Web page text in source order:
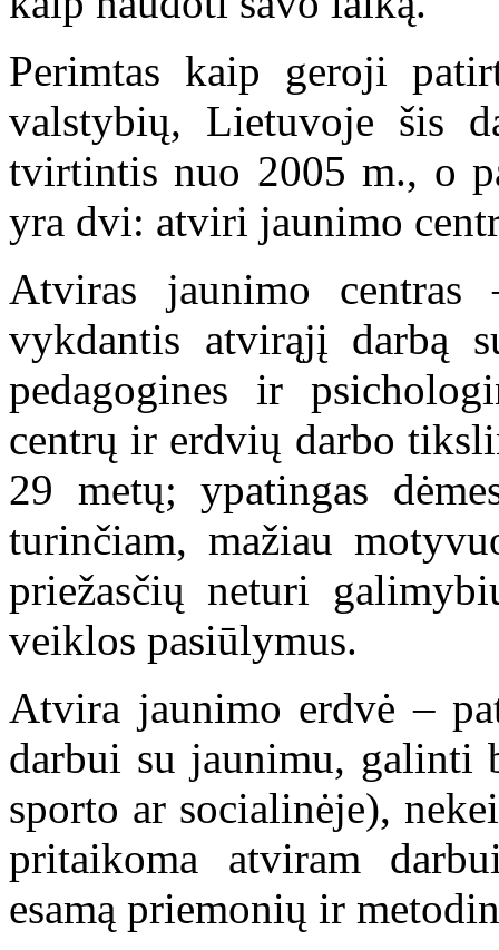
Perimtas kaip geroji
valstybių, Lietuvoje šis
tvirtintis nuo 2005 m., o
yra dvi: atviri jaunimo
Atviras jaunimo
vykdantis atvirąjį darbą
pedagogines ir
centrų ir erdvių darbo
29 metų; ypatingas
turinčiam, mažiau
priežasčių neturi
veiklos pasiūlymus.
Atvira jaunimo erdvė –
darbui su jaunimu, galinti
sporto ar socialinėje),
pritaikoma atviram
esamą priemonių ir